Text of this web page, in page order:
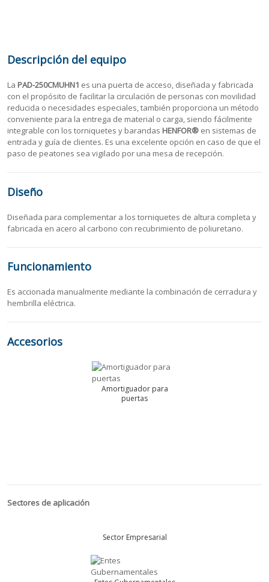
Descripción del equipo
La PAD-250CMUHN1 es una puerta de acceso, diseñada y fabricada
con el propósito de facilitar la circulación de personas con movilidad
reducida o necesidades especiales, también proporciona un método
conveniente para la entrega de material o carga, siendo fácilmente
integrable con los torniquetes y barandas HENFOR® en sistemas de
entrada y guía de clientes. Es una excelente opción en caso de que el
paso de peatones sea vigilado por una mesa de recepción.
Diseño
Diseñada para complementar a los torniquetes de altura completa y
fabricada en acero al carbono con recubrimiento de poliuretano.
Funcionamiento
Es accionada manualmente mediante la combinación de cerradura y
hembrilla eléctrica.
Accesorios
Amortiguador para
puertas
Sectores de aplicación
Sector Empresarial